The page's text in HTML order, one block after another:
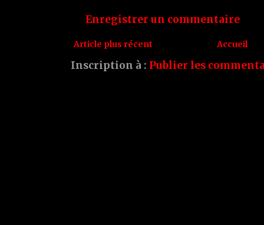
Enregistrer un commentaire
Article plus récent Accueil
Inscription à : Publier les